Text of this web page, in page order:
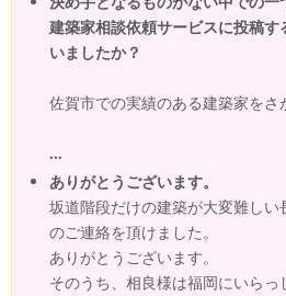
建築家相談依頼サービスに投稿
いましたか？
佐賀市での実績のある建築家をさ
...
ありがとうございます。
坂道階段だけの建築が大変難し
のご連絡を頂けました。
ありがとうございます。
そのうち、相良様は福岡にいら